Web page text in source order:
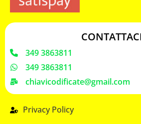
349 3863811
349 3863811
chiavicodificate@gmail.com
Privacy Policy